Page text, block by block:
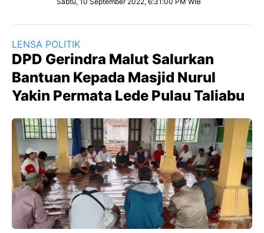
LENSA POLITIK
DPD Gerindra Malut Salurkan
Bantuan Kepada Masjid Nurul
Yakin Permata Lede Pulau Taliabu